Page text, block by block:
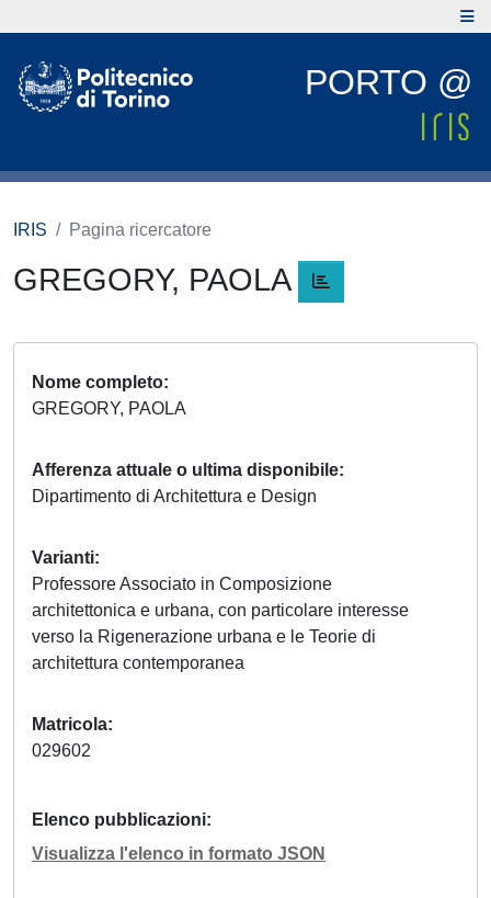
PORTO @
IRIS Pagina ricercatore
GREGORY, PAOLA
Nome completo
GREGORY, PAOLA
Afferenza attuale o ultima disponibile
Dipartimento di Architettura e Design
Varianti
Professore Associato in Composizione
architettonica e urbana, con particolare interesse
verso la Rigenerazione urbana e le Teorie di
architettura contemporanea
Matricola
029602
Elenco pubblicazioni
Visualizza l'elenco in formato JSON